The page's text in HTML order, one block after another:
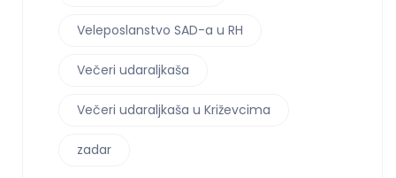
Veleposlanstvo SAD-a u RH
Večeri udaraljkaša
Večeri udaraljkaša u Križevcima
zadar